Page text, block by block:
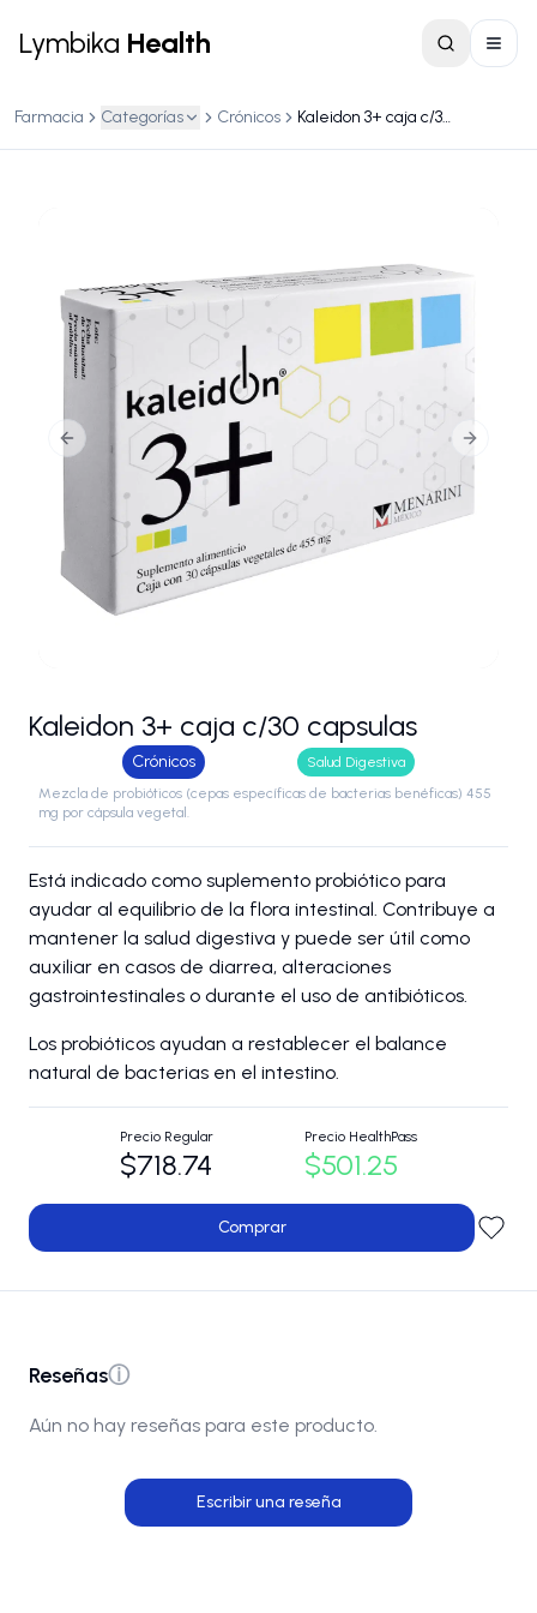
Lymbika Health
Farmacia Categorías Crónicos Kaleidon 3+ caja c/30 capsulas
Previous slide Next
Kaleidon 3+ caja c/30 capsulas
Crónicos
Salud Digestiva
Mezcla de probióticos (cepas específicas de bacterias benéficas) 455
mg por cápsula vegetal.
Está indicado como suplemento probiótico para
ayudar al equilibrio de la flora intestinal. Contribuye a
mantener la salud digestiva y puede ser útil como
auxiliar en casos de diarrea, alteraciones
gastrointestinales o durante el uso de antibióticos.
Los probióticos ayudan a restablecer el balance
natural de bacterias en el intestino.
Precio Regular
$718.74
Precio HealthPass
$501.25
Comprar
Reseñasⓘ
Aún no hay reseñas para este producto.
Escribir una reseña